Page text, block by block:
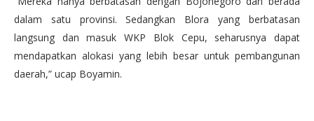
dalam satu provinsi. Sedangkan Blora yang berbatasan
langsung dan masuk WKP Blok Cepu, seharusnya dapat
mendapatkan alokasi yang lebih besar untuk pembangunan
daerah,” ucap Boyamin.